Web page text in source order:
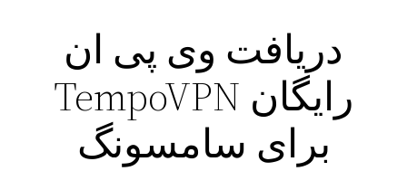
دریافت وی پی ان
رایگان TempoVPN
برای سامسونگ